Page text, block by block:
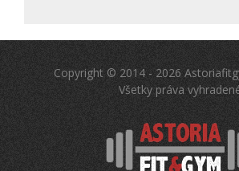
Copyright © 2014 - 2026
Všetky práva